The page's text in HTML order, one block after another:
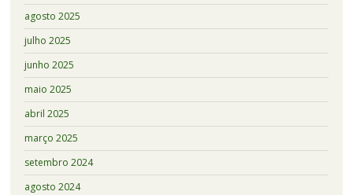
agosto 2025
julho 2025
junho 2025
maio 2025
abril 2025
março 2025
setembro 2024
agosto 2024